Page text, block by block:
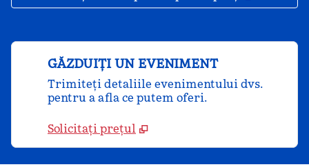
GĂZDUIȚI UN EVENIMENT
Trimiteți detaliile evenimentului dvs.
pentru a afla ce putem oferi.
Solicitați prețul